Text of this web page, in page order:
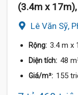
(3.4m x
Lê Văn Sỹ,
Rộng: 3.4 m x
Diện tích: 48
Giá/m²: 155